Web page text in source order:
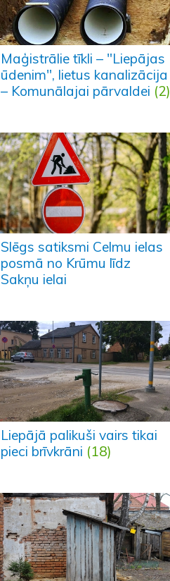
Maģistrālie tīkli – "Liepājas
ūdenim", lietus kanalizācija
– Komunālajai pārvaldei (2)
Slēgs satiksmi Celmu ielas
posmā no Krūmu līdz
Sakņu ielai
Liepājā palikuši vairs tikai
pieci brīvkrāni (18)